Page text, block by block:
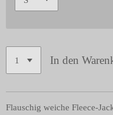
In den
Flauschig weiche Fleece-